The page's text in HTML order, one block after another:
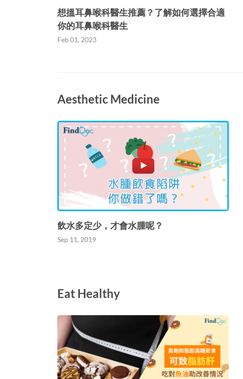
想搵耳鼻喉科醫生推薦？了解如何選擇合適
你的耳鼻喉科醫生
Feb 01, 2023
Aesthetic Medicine
飲水多定少，才會水腫呢？
Sep 11, 2019
Eat Healthy